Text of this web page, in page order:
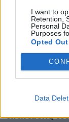
I want to
Retention,
Personal
Purposes
Opted Out
Data
Ξεκινούν τα
επέκτασης